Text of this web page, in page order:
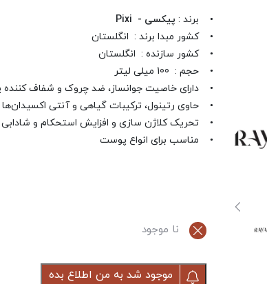
• برند : پیکسی - Pixi
• کشور مبدا برند : انگلستان
• کشور سازنده : انگلستان
• حجم : 100 میلی لیتر
• دارای خاصیت جوانساز، ضد چروک و شفاف
• حاوی رتینول، ترکیبات گیاهی و آنتی اکسیدان‌ها
• تحریک کلاژن سازی و افزایش استحکام و
• مناسب برای انواع پوست
نا موجود
موجود شد به من اطلاع بده